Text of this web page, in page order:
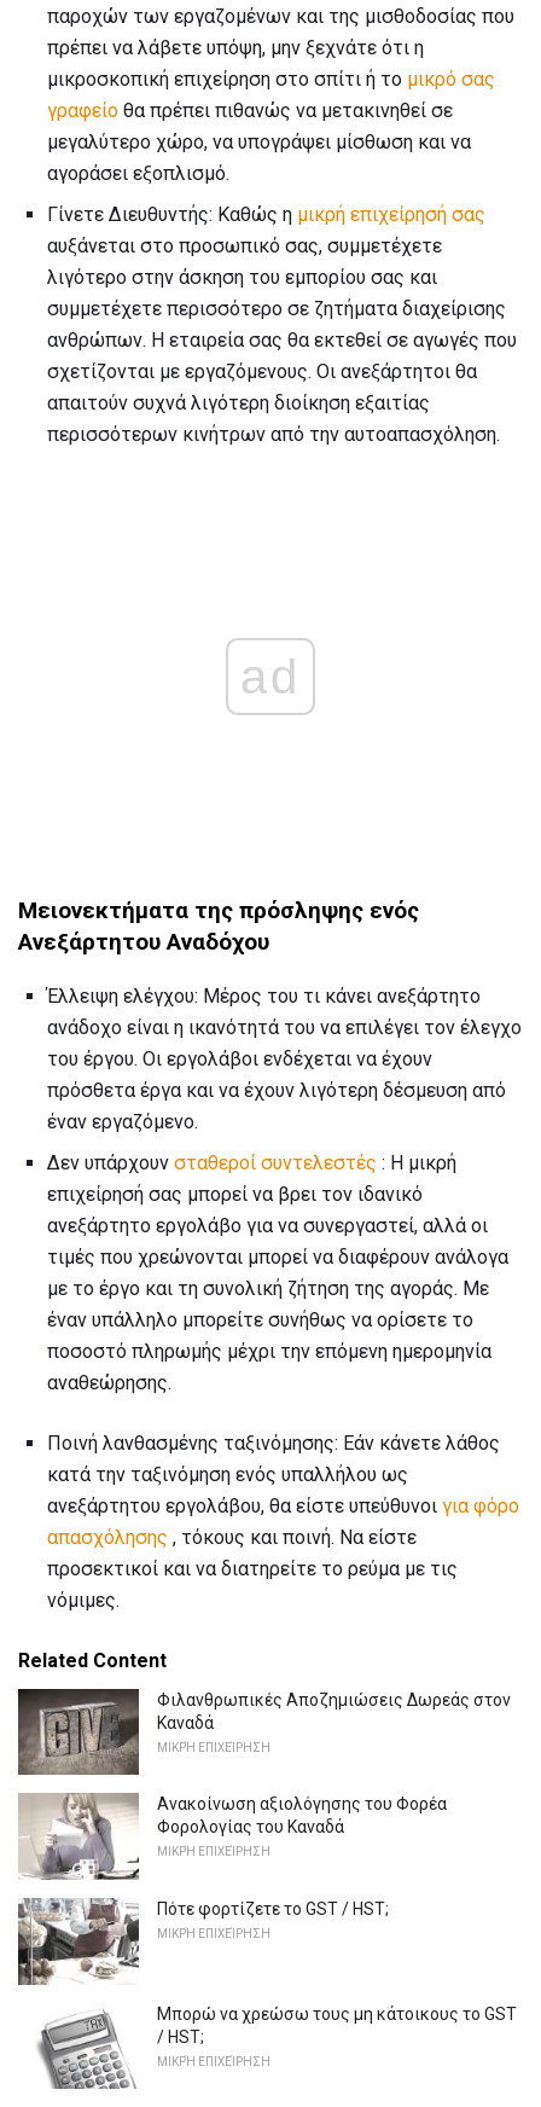
παροχών των εργαζομένων και της μισθοδοσίας που
πρέπει να λάβετε υπόψη, μην ξεχνάτε ότι η
μικροσκοπική επιχείρηση στο σπίτι ή το μικρό σας
γραφείο θα πρέπει πιθανώς να μετακινηθεί σε
μεγαλύτερο χώρο, να υπογράψει μίσθωση και να
αγοράσει εξοπλισμό.
Γίνετε Διευθυντής: Καθώς η μικρή επιχείρησή σας
αυξάνεται στο προσωπικό σας, συμμετέχετε
λιγότερο στην άσκηση του εμπορίου σας και
συμμετέχετε περισσότερο σε ζητήματα διαχείρισης
ανθρώπων. Η εταιρεία σας θα εκτεθεί σε αγωγές που
σχετίζονται με εργαζόμενους. Οι ανεξάρτητοι θα
απαιτούν συχνά λιγότερη διοίκηση εξαιτίας
περισσότερων κινήτρων από την αυτοαπασχόληση.
ad
Μειονεκτήματα της πρόσληψης ενός
Ανεξάρτητου Αναδόχου
Έλλειψη ελέγχου: Μέρος του τι κάνει ανεξάρτητο
ανάδοχο είναι η ικανότητά του να επιλέγει τον έλεγχο
του έργου. Οι εργολάβοι ενδέχεται να έχουν
πρόσθετα έργα και να έχουν λιγότερη δέσμευση από
έναν εργαζόμενο.
Δεν υπάρχουν σταθεροί συντελεστές : Η μικρή
επιχείρησή σας μπορεί να βρει τον ιδανικό
ανεξάρτητο εργολάβο για να συνεργαστεί, αλλά οι
τιμές που χρεώνονται μπορεί να διαφέρουν ανάλογα
με το έργο και τη συνολική ζήτηση της αγοράς. Με
έναν υπάλληλο μπορείτε συνήθως να ορίσετε το
ποσοστό πληρωμής μέχρι την επόμενη ημερομηνία
αναθεώρησης.
Ποινή λανθασμένης ταξινόμησης: Εάν κάνετε λάθος
κατά την ταξινόμηση ενός υπαλλήλου ως
ανεξάρτητου εργολάβου, θα είστε υπεύθυνοι για φόρο
απασχόλησης , τόκους και ποινή. Να είστε
προσεκτικοί και να διατηρείτε το ρεύμα με τις
νόμιμες.
Related Content
Φιλανθρωπικές Αποζημιώσεις Δωρεάς στον
Καναδά
ΜΙΚΡΉ ΕΠΙΧΕΊΡΗΣΗ
Ανακοίνωση αξιολόγησης του Φορέα
Φορολογίας του Καναδά
ΜΙΚΡΉ ΕΠΙΧΕΊΡΗΣΗ
Πότε φορτίζετε το GST / HST;
ΜΙΚΡΉ ΕΠΙΧΕΊΡΗΣΗ
Μπορώ να χρεώσω τους μη κάτοικους το GST
/ HST;
ΜΙΚΡΉ ΕΠΙΧΕΊΡΗΣΗ